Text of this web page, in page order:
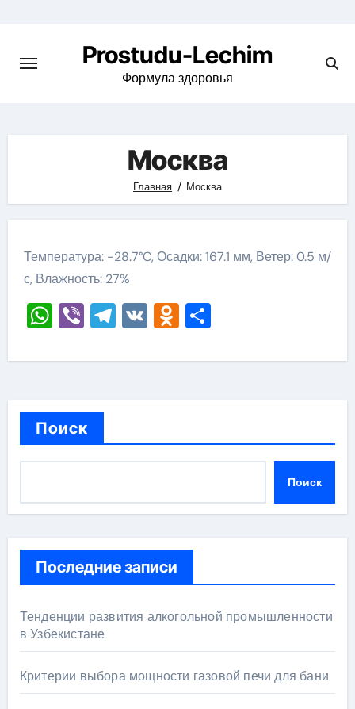
содержимому
Prostudu-Lechim
Формула здоровья
Москва
Главная Москва
Температура: -28.7°C, Осадки: 167.1 мм, Ветер: 0.5 м/
с, Влажность: 27%
WhatsApp
ViberTelegram
VKOdnoklassniki
Отправить
Поиск
Поиск
Последние записи
Тенденции развития алкогольной промышленности
в Узбекистане
Критерии выбора мощности газовой печи для бани